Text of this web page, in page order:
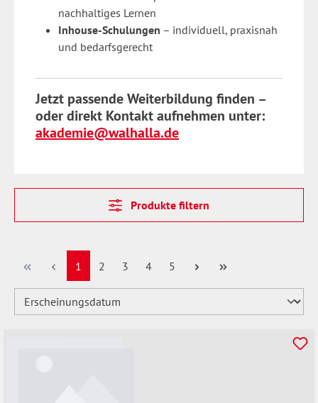
nachhaltiges Lernen
Inhouse-Schulungen – individuell, praxisnah
und bedarfsgerecht
Jetzt passende Weiterbildung finden –
oder direkt Kontakt aufnehmen unter:
akademie@walhalla.de
Produkte filtern
Seite
1 Seite
2 Seite
3 Seite
4 Seite
5